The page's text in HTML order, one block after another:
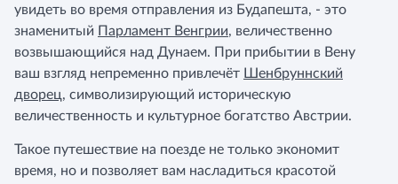
увидеть во время отправления из Будапешта, - это
знаменитый Парламент Венгрии, величественно
возвышающийся над Дунаем. При прибытии в Вену
ваш взгляд непременно привлечёт Шенбруннский
дворец, символизирующий историческую
величественность и культурное богатство Австрии.
Такое путешествие на поезде не только экономит
время, но и позволяет вам насладиться красотой